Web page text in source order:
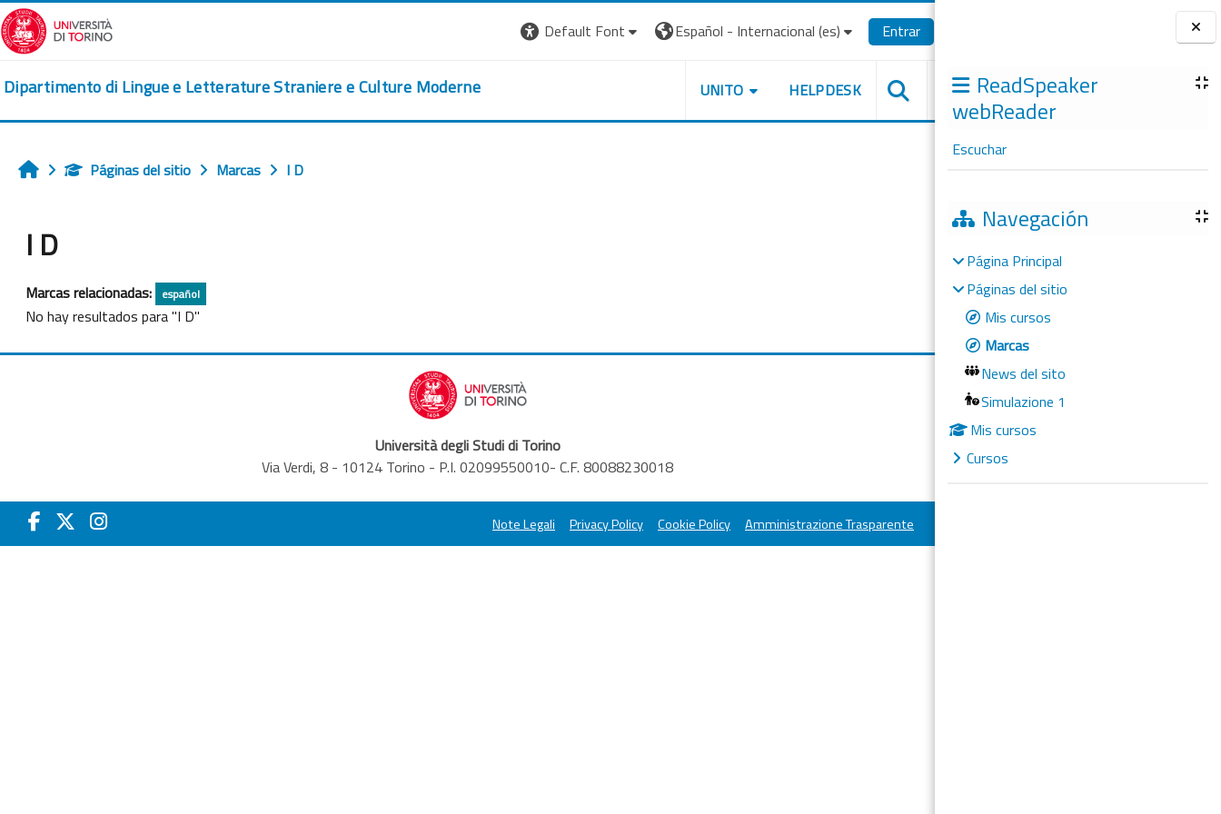
Salta al contenido principal
Bloques
ReadSpeaker
webReader
Escuchar
Navegación
Página Principal
Páginas del sitio
Mis cursos
Marcas
News del sito
Simulazione 1
Mis cursos
Cursos
Default Font Español - Internacional ‎(es)‎ Entrar
Dipartimento di Lingue e Letterature Straniere e Culture Moderne UNITO HELPDESK
InicioPáginas del sitio Marcas I D
I D
Marcas relacionadas: español
No hay resultados para "I D"
Università degli Studi di Torino
Via Verdi, 8 - 10124 Torino - P.I. 02099550010- C.F. 80088230018
Note Legali Privacy Policy Cookie Policy Amministrazione Trasparente